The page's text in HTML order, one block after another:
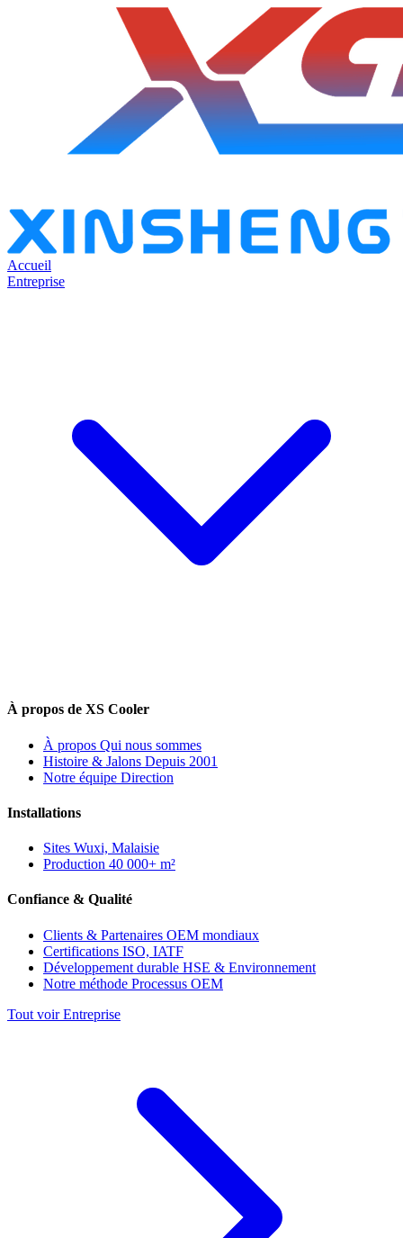
Accueil
Entreprise
À propos de XS Cooler
À propos Qui nous sommes
Histoire & Jalons Depuis 2001
Notre équipe Direction
Installations
Sites Wuxi, Malaisie
Production 40 000+ m²
Confiance & Qualité
Clients & Partenaires OEM mondiaux
Certifications ISO, IATF
Développement durable HSE & Environnement
Notre méthode Processus OEM
Tout voir Entreprise